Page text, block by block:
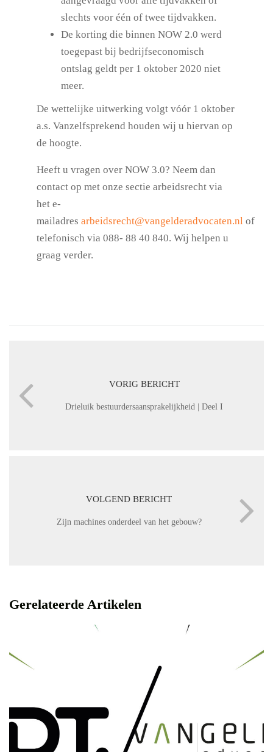
slechts voor één of twee tijdvakken.
De korting die binnen NOW 2.0 werd
toegepast bij bedrijfseconomisch
ontslag geldt per 1 oktober 2020 niet
meer.
De wettelijke uitwerking volgt vóór 1 oktober
a.s. Vanzelfsprekend houden wij u hiervan op
de hoogte.
Heeft u vragen over NOW 3.0? Neem dan
contact op met onze sectie arbeidsrecht via
het e-
mailadres arbeidsrecht@vangelderadvocaten.nl of
telefonisch via 088- 88 40 840. Wij helpen u
graag verder.
VORIG BERICHT
Drieluik bestuurdersaansprakelijkheid | Deel I
VOLGEND BERICHT
Zijn machines onderdeel van het gebouw?
Gerelateerde Artikelen